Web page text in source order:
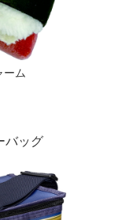
ーム
バッグ